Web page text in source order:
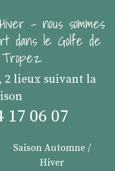
- nous sommes
dans le Golfe de
2 lieux suivant la
17 06 07
Saison Automne /
Hiver